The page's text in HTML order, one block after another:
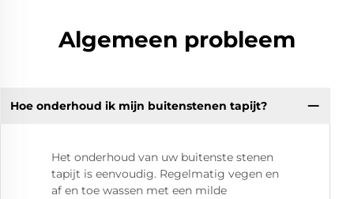
Algemeen probleem
Hoe onderhoud ik mijn buitenstenen tapijt?
Het onderhoud van uw buitenste stenen
tapijt is eenvoudig. Regelmatig vegen en
af en toe wassen met een milde